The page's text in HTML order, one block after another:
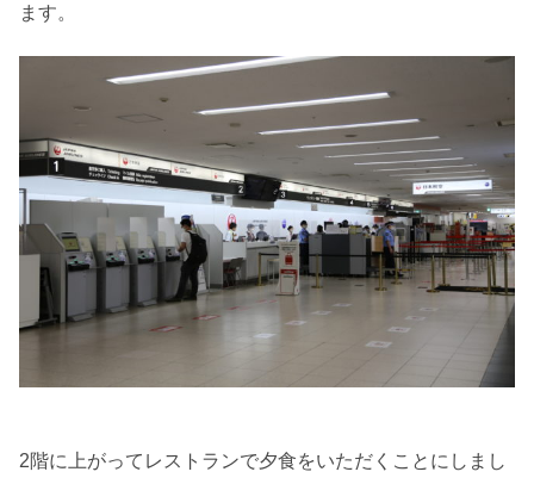
ます。
2階に上がってレストランで夕食をいただくことにしまし